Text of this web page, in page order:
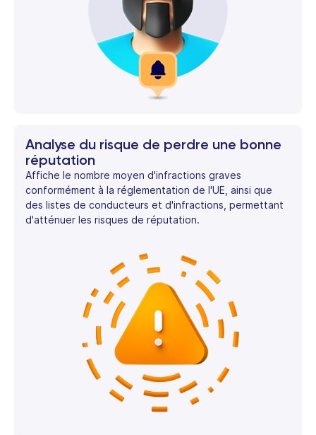
Analyse du risque de perdre une bonne
réputation
Affiche le nombre moyen d'infractions graves
conformément à la réglementation de l'UE, ainsi que
des listes de conducteurs et d'infractions, permettant
d'atténuer les risques de réputation.